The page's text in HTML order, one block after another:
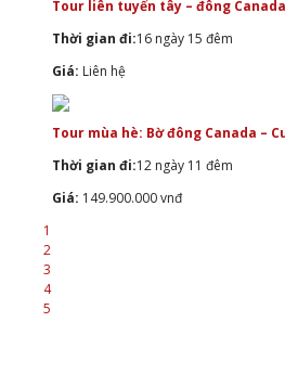
Tour liên tuyến tây – đông
Thời gian đi:16 ngày 15 đêm
Giá: Liên hệ
Tour mùa hè: Bờ đông Canada –
Thời gian đi:12 ngày 11 đêm
Giá: 149.900.000 vnđ
1
2
3
4
5